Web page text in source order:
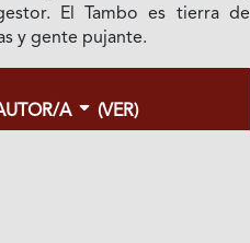
El Tambo es tierra de
y gente pujante.
A (VER)